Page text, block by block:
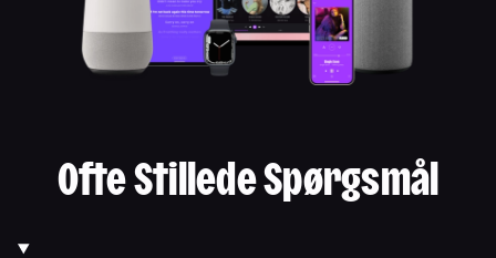
Ofte Stillede Spørgsmål